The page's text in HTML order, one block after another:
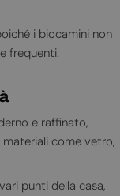
i biocamini non
frequenti.
e raffinato,
come vetro,
punti della casa,